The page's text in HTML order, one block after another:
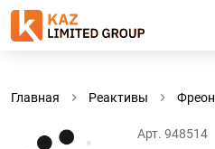
Главная Реактивы Фреон
Арт. 948514